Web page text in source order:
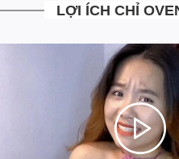
góp 4.0 MIỄN MỌI LOẠI PHÍ.
siêu đơn giản ngay trên website,
trả góp truyền thống qua các
Ngồi tại nhà chỉ với một hình
ngay sản phẩm đồ da cá sấu cao
=> Chúng tôi mong muốn những
của mình Mua Sắm Thật Dễ
LỢI ÍCH CHỈ